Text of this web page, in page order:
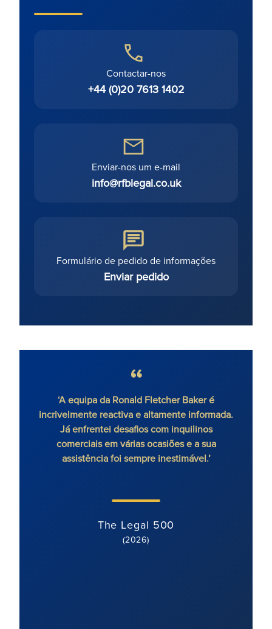
Contactar-nos
+44 (0)20 7613 1402
Enviar-nos um e-mail
info@rfblegal.co.uk
Formulário de pedido de informações
Enviar pedido
‘A equipa da Ronald Fletcher Baker é
incrivelmente reactiva e altamente informada.
Já enfrentei desafios com inquilinos
comerciais em várias ocasiões e a sua
assistência foi sempre inestimável.’
The Legal 500
(2026)